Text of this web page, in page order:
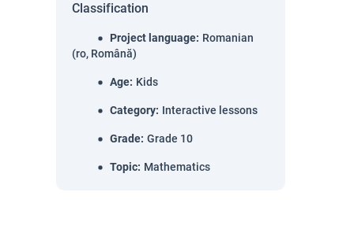
Classification
Project language: Romanian
(ro, Română)
Age: Kids
Category: Interactive lessons
Grade: Grade 10
Topic: Mathematics